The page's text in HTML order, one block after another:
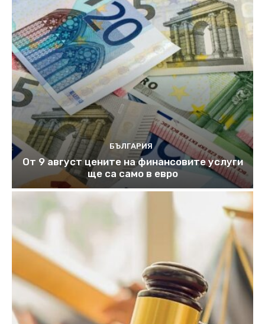
БЪЛГАРИЯ
От 9 август цените на финансовите услуги
ще са само в евро